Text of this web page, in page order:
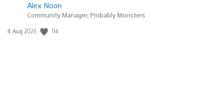
Alex Noon
Community Manager, Probably Monsters
Veröffentlichungsdatum:
4. Aug 2026 114